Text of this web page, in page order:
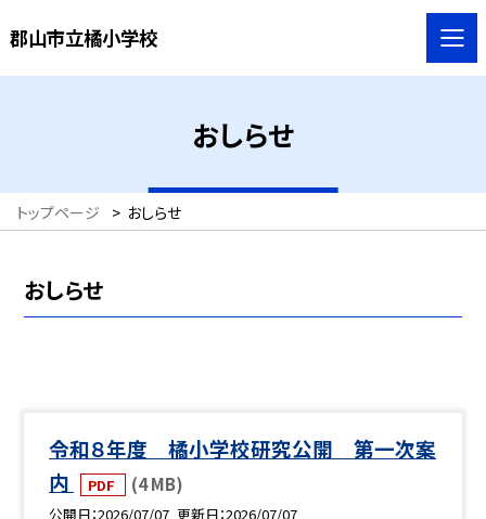
郡山市立橘小学校
おしらせ
トップページ > おしらせ
おしらせ
令和８年度 橘小学校研究公開 第一次案
内
PDF (4 MB)
公開日 2026/07/07 更新日 2026/07/07